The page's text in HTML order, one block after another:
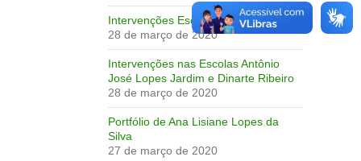
Intervenções Escola Dinarte Ribeiro
28 de março de 2020
Intervenções nas Escolas Antônio
José Lopes Jardim e Dinarte Ribeiro
28 de março de 2020
Portfólio de Ana Lisiane Lopes da
Silva
27 de março de 2020